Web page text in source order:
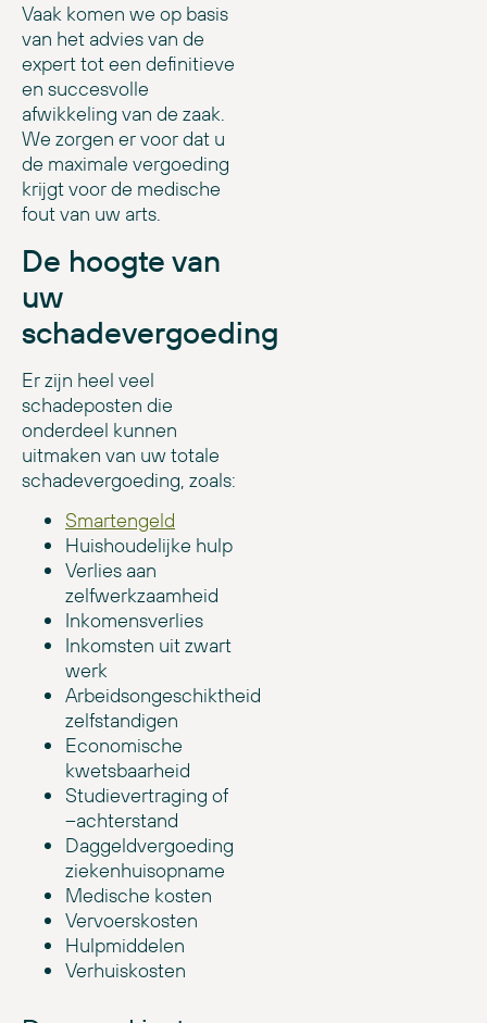
Vaak komen we op basis
van het advies van de
expert tot een definitieve
en succesvolle
afwikkeling van de zaak.
We zorgen er voor dat u
de maximale vergoeding
krijgt voor de medische
fout van uw arts.
De hoogte van
uw
schadevergoeding
Er zijn heel veel
schadeposten die
onderdeel kunnen
uitmaken van uw totale
schadevergoeding, zoals:
Smartengeld
Huishoudelijke hulp
Verlies aan
zelfwerkzaamheid
Inkomensverlies
Inkomsten uit zwart
werk
Arbeidsongeschiktheid
zelfstandigen
Economische
kwetsbaarheid
Studievertraging of
–achterstand
Daggeldvergoeding
ziekenhuisopname
Medische kosten
Vervoerskosten
Hulpmiddelen
Verhuiskosten